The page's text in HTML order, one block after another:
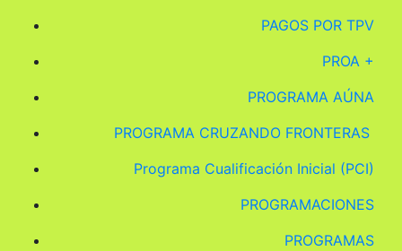
PAGOS POR TPV
PROA +
PROGRAMA AÚNA
PROGRAMA CRUZANDO FRONTERAS
Programa Cualificación Inicial (PCI)
PROGRAMACIONES
PROGRAMAS